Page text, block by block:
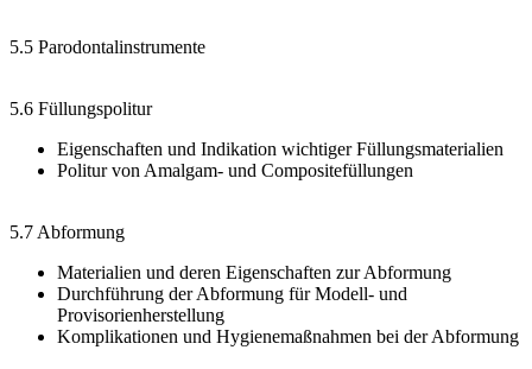
5.5 Parodontalinstrumente
5.6 Füllungspolitur
Eigenschaften und Indikation wichtiger Füllungsmaterialien
Politur von Amalgam- und Compositefüllungen
5.7 Abformung
Materialien und deren Eigenschaften zur Abformung
Durchführung der Abformung für Modell- und
Provisorienherstellung
Komplikationen und Hygienemaßnahmen bei der Abformung